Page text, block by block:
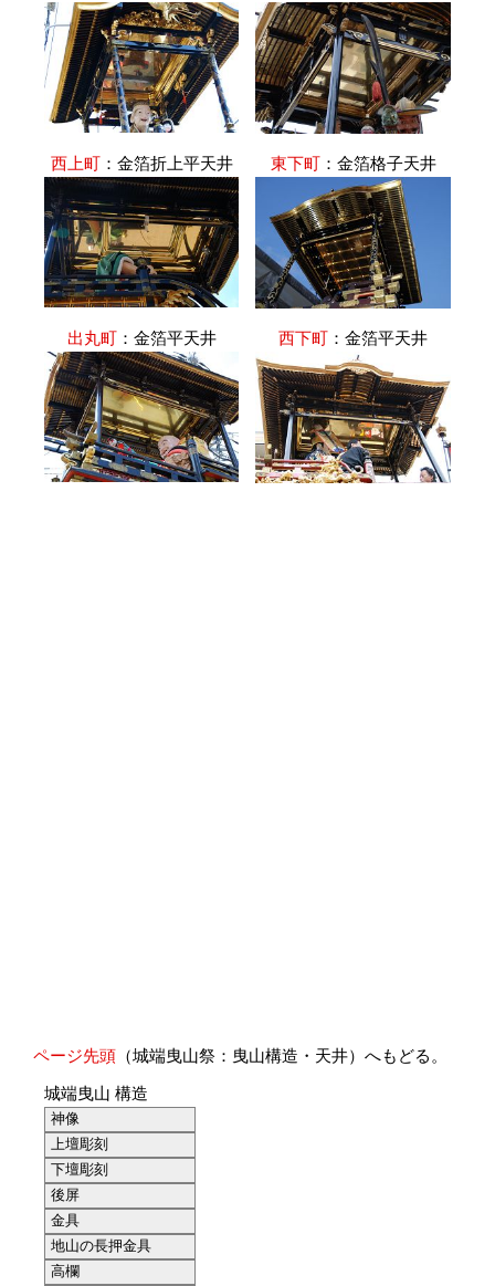
西上町：金箔折上平天井 東下町：金箔格子天井
出丸町：金箔平天井 西下町 ：金箔平天井
ページ先頭 （城端曳山祭：曳山構造・天井）へもどる。
城端曳山 構造
神像
上壇彫刻
下壇彫刻
後屏
金具
地山の長押金具
高欄